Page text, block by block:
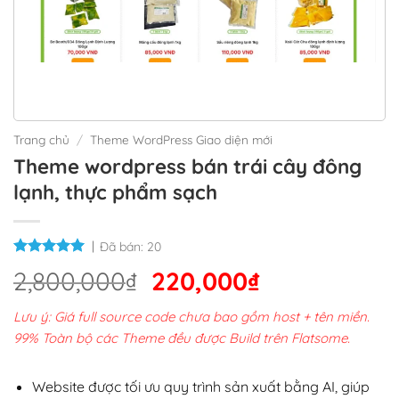
Trang chủ / Theme WordPress Giao diện mới
Theme wordpress bán trái cây đông
lạnh, thực phẩm sạch
Đã bán: 20
2,800,000₫ Giá
gốc
là:
2,800,000₫.
220,000₫Giá
hiện
tại
220,000₫.
Lưu ý: Giá full source code chưa bao gồm host + tên miền.
99% Toàn bộ các Theme đều được Build trên Flatsome.
Website được tối ưu quy trình sản xuất bằng AI, giúp